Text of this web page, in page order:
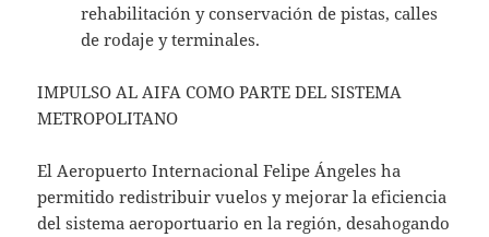
rehabilitación y conservación de pistas, calles
de rodaje y terminales.
IMPULSO AL AIFA COMO PARTE DEL SISTEMA
METROPOLITANO
El Aeropuerto Internacional Felipe Ángeles ha
permitido redistribuir vuelos y mejorar la eficiencia
del sistema aeroportuario en la región, desahogando